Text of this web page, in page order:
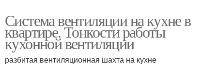
Система вентиляции на кухне в
квартире. Тонкости работы
кухонной вентиляции
разбитая вентиляционная шахта на кухне